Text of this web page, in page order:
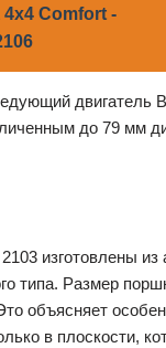
Comfort -
двигатель
до 79 мм
изготовлены из
типа. Размер
объясняет
в плоскости,